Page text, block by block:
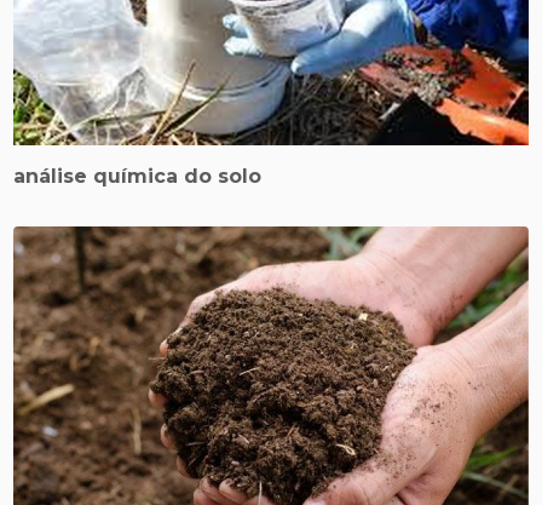
análise química do solo